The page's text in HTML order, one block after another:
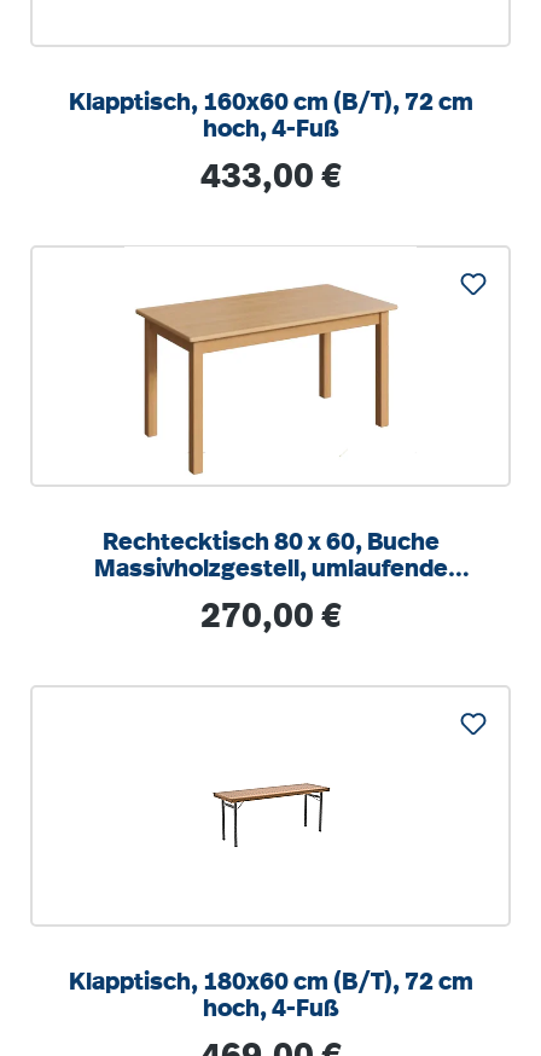
Klapptisch, 160x60 cm (B/T), 72 cm
hoch, 4-Fuß
Regulärer Preis:
433,00 €
Rechtecktisch 80 x 60, Buche
Massivholzgestell, umlaufende
Regulärer Preis:
270,00 €
Klapptisch, 180x60 cm (B/T), 72 cm
hoch, 4-Fuß
Regulärer Preis: